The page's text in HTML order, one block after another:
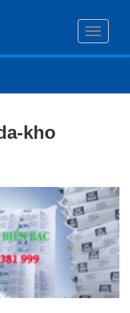
Toggle
kho